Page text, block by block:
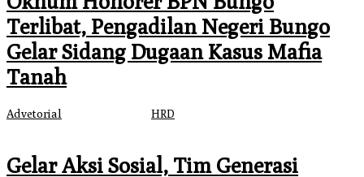
Terlibat, Pengadilan Negeri Bungo
Gelar Sidang Dugaan Kasus Mafia
Tanah
Advetorial HRD
Gelar Aksi Sosial, Tim Generasi